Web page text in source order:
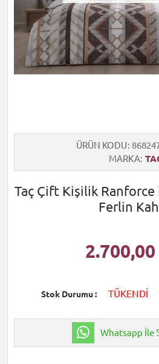
ÜRÜN KODU
MARKA
Taç Çift Kişilik Ranforce
Ferlin
2.700,00
Stok Durumu TÜKENDİ
Whatsapp İle